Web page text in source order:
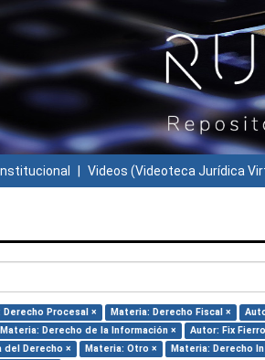
Videos (Videoteca Jurídica
Derecho Procesal × Materia: Derecho Fiscal ×
Materia: Derecho de la Información × Autor: Fix
del Derecho × Materia: Otro × Materia: Derecho